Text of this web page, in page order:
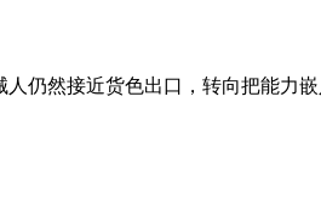
然接近货色出口，转向把能力